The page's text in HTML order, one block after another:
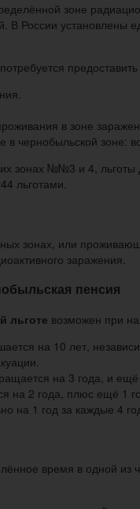
зоне
В России установлены
в зоне
в чернобыльской
зонах №№3 и 4, льготы
льготами.
зонах, или
заражения.
пенсия
льготе возможен при
на 10 лет,
на 3 года, и
на 2 года, плюс ещё 1
на 1 год за каждые 4
время в одной из